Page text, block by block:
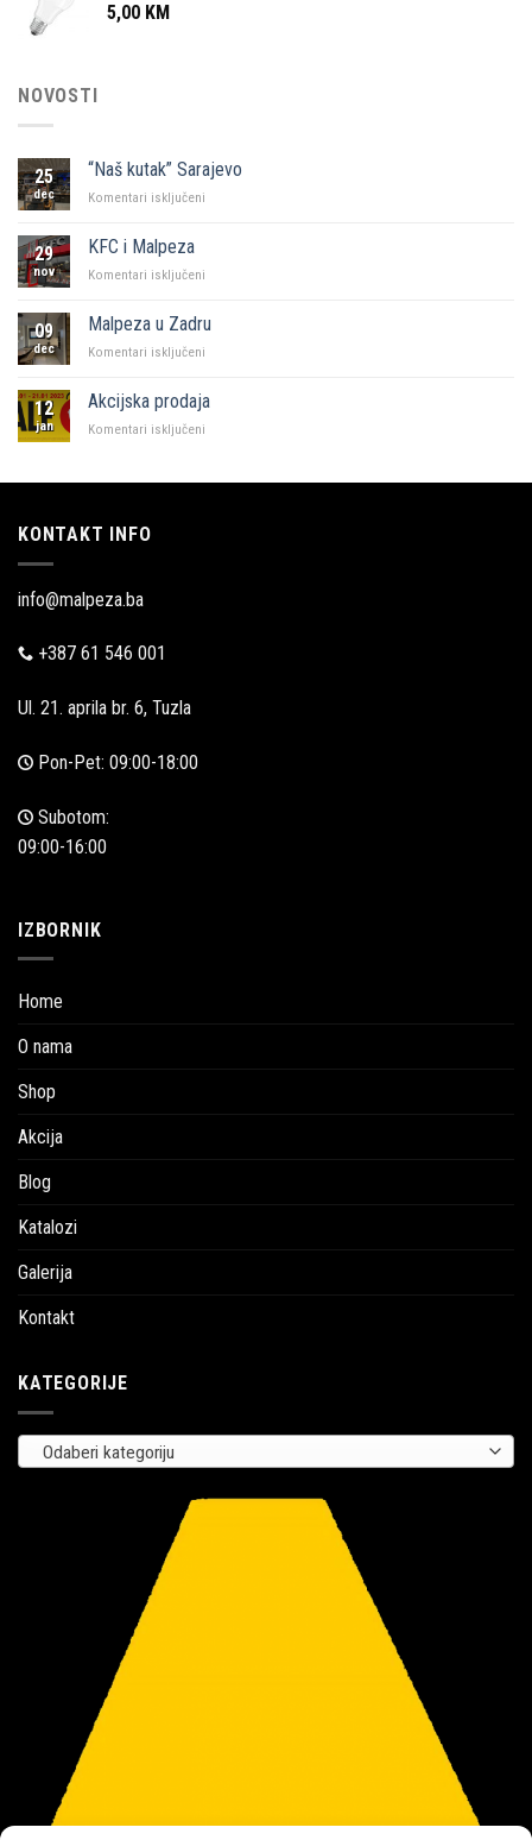
5,00 KM
NOVOSTI
25
dec
“Naš kutak” Sarajevo
Komentari isključeni
29
nov
KFC i Malpeza
Komentari isključeni
Malpeza
09
dec
Malpeza u Zadru
Komentari isključeni
Zadru
12
jan
Akcijska prodaja
Komentari isključeni
KONTAKT INFO
info@malpeza.ba
+387 61 546 001
Ul. 21. aprila br. 6, Tuzla
Pon-Pet: 09:00-18:00
Subotom:
09:00-16:00
IZBORNIK
Home
O nama
Shop
Akcija
Blog
Katalozi
Galerija
Kontakt
KATEGORIJE
Odaberi kategoriju